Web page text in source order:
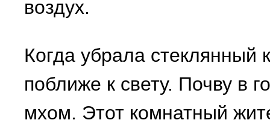
воздух.
Когда убрала стеклянный
поближе к свету. Почву в
мхом. Этот комнатный